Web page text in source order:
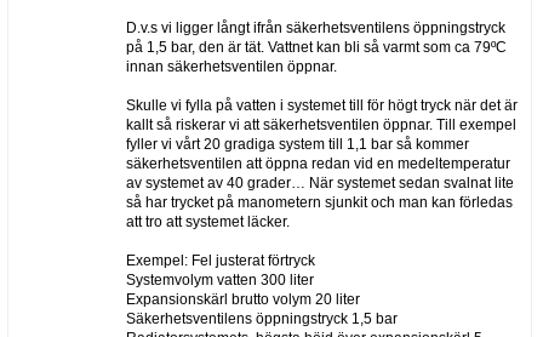
D.v.s vi ligger långt ifrån säkerhetsventilens öppningstryck
på 1,5 bar, den är tät. Vattnet kan bli så varmt som ca 79ºC
innan säkerhetsventilen öppnar.
Skulle vi fylla på vatten i systemet till för högt tryck när det är
kallt så riskerar vi att säkerhetsventilen öppnar. Till exempel
fyller vi vårt 20 gradiga system till 1,1 bar så kommer
säkerhetsventilen att öppna redan vid en medeltemperatur
av systemet av 40 grader… När systemet sedan svalnat lite
så har trycket på manometern sjunkit och man kan förledas
att tro att systemet läcker.
Exempel: Fel justerat förtryck
Systemvolym vatten 300 liter
Expansionskärl brutto volym 20 liter
Säkerhetsventilens öppningstryck 1,5 bar